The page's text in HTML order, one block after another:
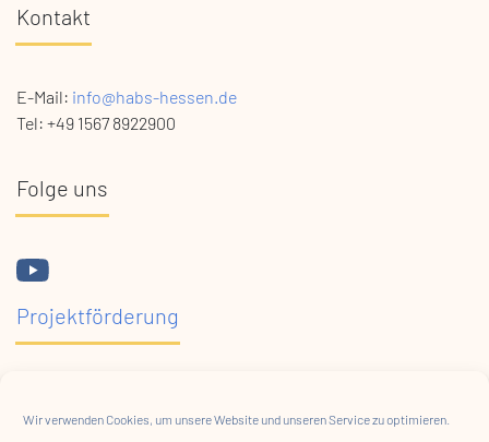
Wir verwenden Cookies, um unsere Website und unseren Service zu optimieren.
Kontakt
E-Mail: info@habs-hessen.de
Tel: +49 1567 8922900
Folge uns
Projektförderung